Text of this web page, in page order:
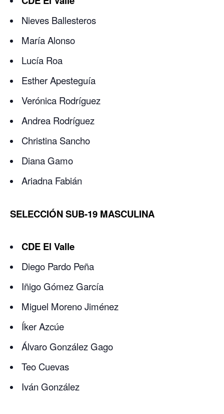
Nieves Ballesteros
María Alonso
Lucía Roa
Esther Apesteguía
Verónica Rodríguez
Andrea Rodríguez
Christina Sancho
Diana Gamo
Ariadna Fabián
SELECCIÓN SUB-19 MASCULINA
CDE El Valle
Diego Pardo Peña
Iñigo Gómez García
Miguel Moreno Jiménez
Íker Azcúe
Álvaro González Gago
Teo Cuevas
Iván González